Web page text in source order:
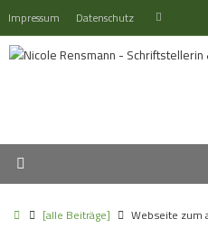
Inhalt
springen
Impressum Datenschutz Suchen
Start[alle Beiträge] Webseite zum